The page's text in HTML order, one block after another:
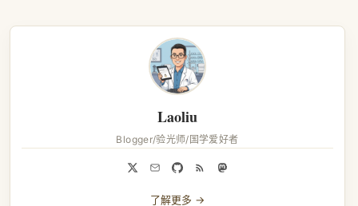
Laoliu
Blogger/验光师/国学爱好者
了解更多 →